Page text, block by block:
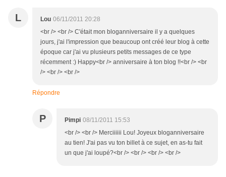
L Lou 06/11/2011 20:28
<br /> <br /> C'était mon bloganniversaire il y a quelques
jours, j'ai l'impression que beaucoup ont créé leur blog à cette
époque car j'ai vu plusieurs petits messages de ce type
récemment :) Happy<br /> anniversaire à ton blog !!<br /> <br
/> <br /> <br />
Répondre
P Pimpi 08/11/2011 15:53
<br /> <br /> Merciiiiii Lou! Joyeux bloganniversaire
au tien! J'ai pas vu ton billet à ce sujet, en as-tu fait
un que j'ai loupé?<br /> <br /> <br /> <br />